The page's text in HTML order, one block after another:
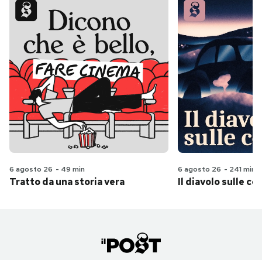
6 agosto 26 - 49 min
Tratto da una storia vera
6 agosto 26 - 241 min
Il diavolo sulle